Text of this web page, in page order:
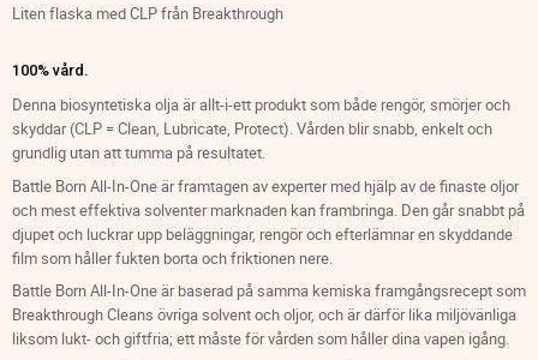
Liten flaska med CLP från Breakthrough
100% vård.
Denna biosyntetiska olja är allt-i-ett produkt som både rengör, smörjer och
skyddar (CLP = Clean, Lubricate, Protect). Vården blir snabb, enkelt och
grundlig utan att tumma på resultatet.
Battle Born All-In-One är framtagen av experter med hjälp av de finaste oljor
och mest effektiva solventer marknaden kan frambringa. Den går snabbt på
djupet och luckrar upp beläggningar, rengör och efterlämnar en skyddande
film som håller fukten borta och friktionen nere.
Battle Born All-In-One är baserad på samma kemiska framgångsrecept som
Breakthrough Cleans övriga solvent och oljor, och är därför lika miljövänliga
liksom lukt- och giftfria; ett måste för vården som håller dina vapen igång.